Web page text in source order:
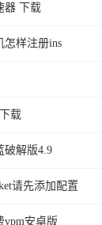
器 下载
怎样注册ins
载
破解版4.9
请先添加配置
vpm安卓版